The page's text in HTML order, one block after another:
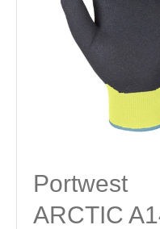
Portwest
ARCTIC